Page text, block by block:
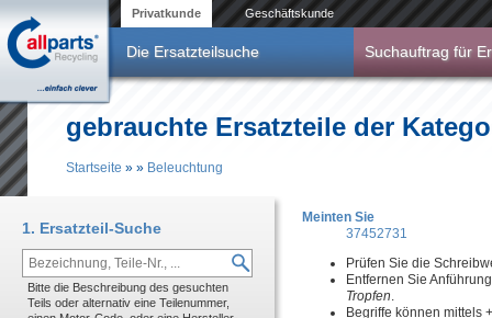
Privatkunde Geschäftskunde
Die Ersatzteilsuche Suchauftrag für
gebrauchte Ersatzteile der
Startseite » » Beleuchtung
Meinten Sie
37452731
Prüfen Sie die
Entfernen Sie
Tropfen.
Begriffe können mittels
1. Ersatzteil-Suche
Bitte die Beschreibung des gesuchten
Teils oder alternativ eine Teilenummer,